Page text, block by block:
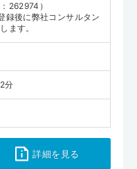
262974）
録後に弊社コンサルタン
ます。
分
詳細を見る